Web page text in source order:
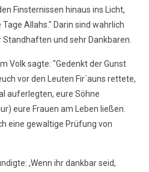
Finsternissen hinaus ins Licht,
Allahs." Darin sind wahrlich
und sehr Dankbaren.
Volk sagte: "Gedenkt der Gunst
vor den Leuten Fir´auns rettete,
auferlegten, eure Söhne
eure Frauen am Leben ließen.
eine gewaltige Prüfung von
,Wenn ihr dankbar seid,